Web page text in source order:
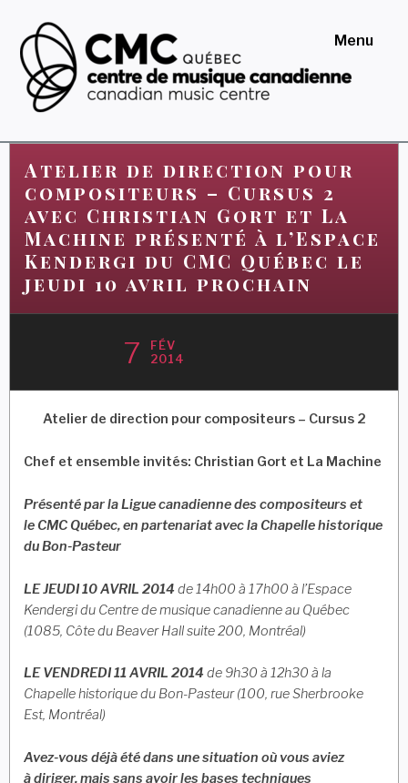
content
Menu
Atelier de direction pour
compositeurs – Cursus 2
avec Christian Gort et La
Machine présenté à l’Espace
Kendergi du CMC Québec le
jeudi 10 avril prochain
7
FÉV
2014
Atelier de direction pour compositeurs – Cursus 2
Chef et ensemble invités: Christian Gort et La Machine
Présenté par la Ligue canadienne des compositeurs et
le CMC Québec, en partenariatavec la Chapelle historique
du Bon-Pasteur
LE JEUDI 10 AVRIL 2014de 14h00 à 17h00 à l’Espace
Kendergi du Centre de musique canadienne au Québec
(1085, Côte du Beaver Hall suite 200, Montréal)
LE VENDREDI 11 AVRIL 2014de 9h30 à 12h30 à la
Chapelle historique du Bon-Pasteur (100, rue Sherbrooke
Est, Montréal)
Avez-vous déjà été dans une situation où vous aviez
àdiriger, mais sans avoir les bases techniques